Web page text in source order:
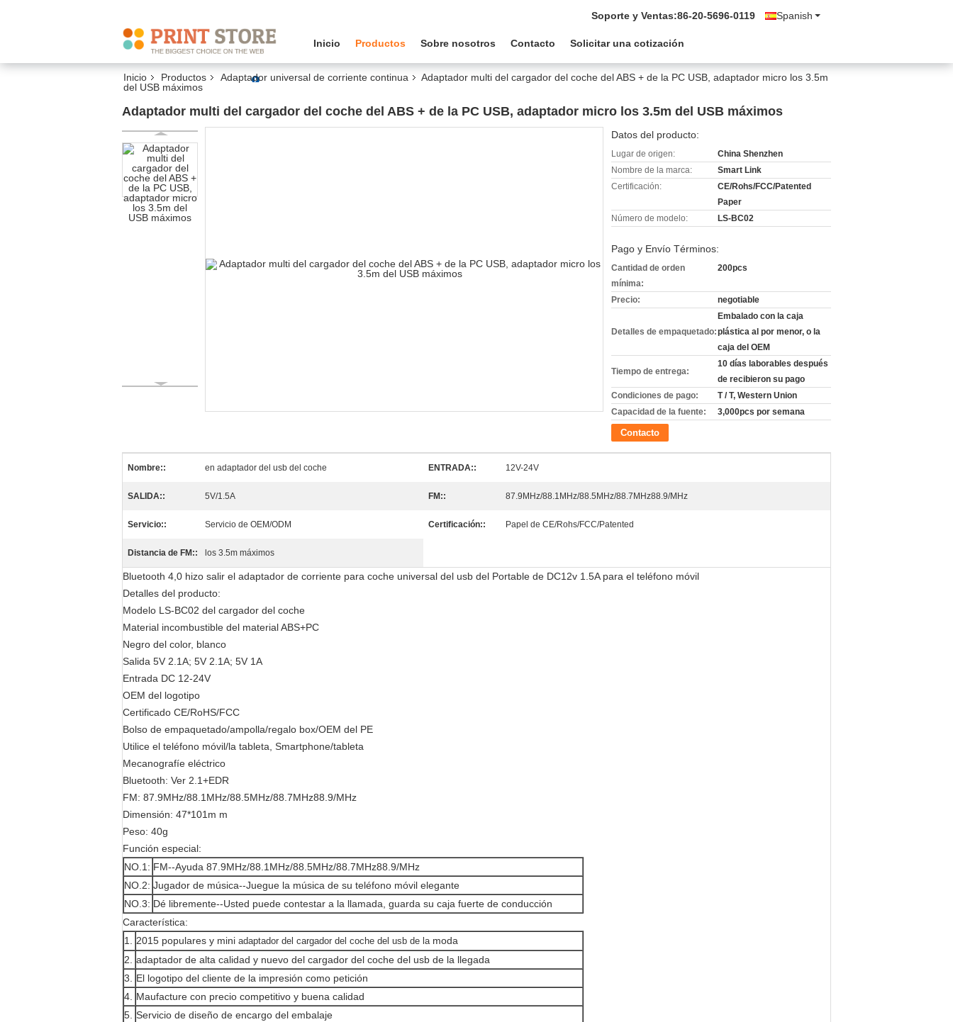
Spanish
Soporte y Ventas:86-20-5696-0119
Inicio Productos Sobre nosotros Contacto Solicitar una cotización
Inicio Productos Adaptador universal de corriente continua
Adaptador multi del cargador del coche del ABS + de la PC USB, adaptador micro los 3.5m
del USB máximos
Adaptador multi del cargador del coche del ABS + de la PC USB, adaptador micro los 3.5m del USB máximos
Datos del producto:
Lugar de origen:
China Shenzhen
Nombre de la marca:
Smart Link
Certificación:
CE/Rohs/FCC/Patented
Paper
Número de modelo:
LS-BC02
Pago y Envío Términos:
Cantidad de orden
mínima:
200pcs
Precio: negotiable
Detalles de empaquetado:
Embalado con la caja
plástica al por menor, o la
caja del OEM
Tiempo de entrega:
10 días laborables después
de recibieron su pago
Condiciones de pago:
T / T, Western Union
Capacidad de la fuente:
3,000pcs por semana
Contacto
Nombre:: en adaptador del usb del coche ENTRADA:: 12V-24V
SALIDA:: 5V/1.5A FM:: 87.9MHz/88.1MHz/88.5MHz/88.7MHz88.9/MHz
Servicio:: Servicio de OEM/ODM Certificación:: Papel de CE/Rohs/FCC/Patented
Distancia de FM:: los 3.5m máximos
Bluetooth 4,0 hizo salir el adaptador de corriente para coche universal del usb del Portable de DC12v 1.5A para el teléfono móvil
Detalles del producto:
Modelo LS-BC02 del cargador del coche
Material incombustible del material ABS+PC
Negro del color, blanco
Salida 5V 2.1A; 5V 2.1A; 5V 1A
Entrada DC 12-24V
OEM del logotipo
Certificado CE/RoHS/FCC
Bolso de empaquetado/ampolla/regalo box/OEM del PE
Utilice el teléfono móvil/la tableta, Smartphone/tableta
Mecanografíe eléctrico
Bluetooth: Ver 2.1+EDR
FM: 87.9MHz/88.1MHz/88.5MHz/88.7MHz88.9/MHz
Dimensión: 47*101m m
Peso: 40g
Función especial:
NO.1: FM--Ayuda 87.9MHz/88.1MHz/88.5MHz/88.7MHz88.9/MHz
NO.2: Jugador de música--Juegue la música de su teléfono móvil elegante
NO.3: Dé libremente--Usted puede contestar a la llamada, guarda su caja fuerte de conducción
Característica:
1.
2015 populares y mini adaptador del cargador del coche del usb de la moda
2.
adaptador de alta calidad y nuevo del cargador del coche del usb de la llegada
3.
El logotipo del cliente de la impresión como petición
4.
Maufacture con precio competitivo y buena calidad
5. Servicio de diseño de encargo del embalaje